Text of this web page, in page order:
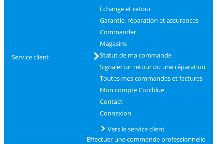
Service client
Échange et retour
Garantie, réparation et assurances
Commander
Magasins
Statut de ma commande
Signaler un retour ou une réparation
Toutes mes commandes et factures
Mon compte Coolblue
Contact
Connexion
Vers le service client
Effectuer une commande professionnelle